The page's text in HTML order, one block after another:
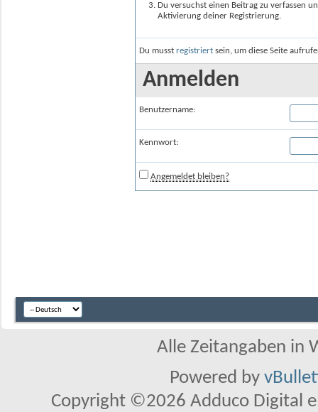
Du versuchst einen Beitrag zu verfassen
Aktivierung deiner Registrierung.
Du musst registriert sein, um diese Seite
Anmelden
Benutzername:
Kennwort:
Angemeldet bleiben?
Alle Zeitangaben in
Powered by
Copyright ©2026 Adduco Digital